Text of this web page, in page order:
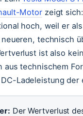
Motorzeigt
hoch, weil er
technisch
ist also
aus technischem
Ladeleistung der
Der Wertverlust